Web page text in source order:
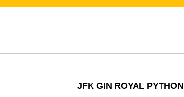
JFK GIN ROYAL PYTHON